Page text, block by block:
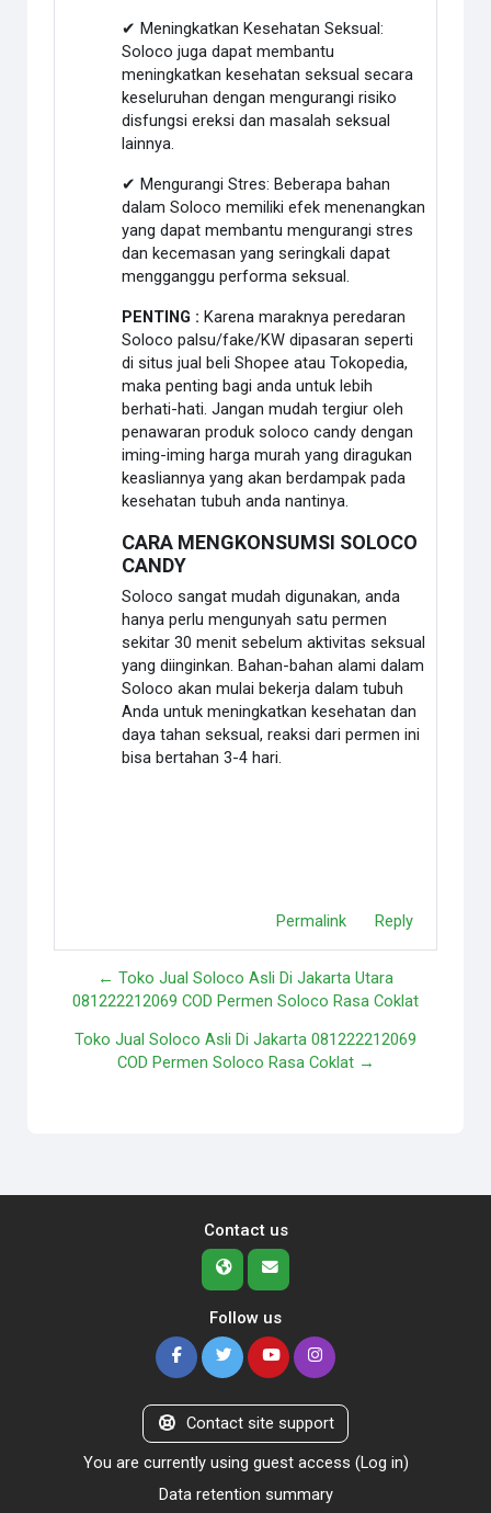
✔ Meningkatkan Kesehatan Seksual:
Soloco juga dapat membantu
meningkatkan kesehatan seksual secara
keseluruhan dengan mengurangi risiko
disfungsi ereksi dan masalah seksual
lainnya.
✔ Mengurangi Stres: Beberapa bahan
dalam Soloco memiliki efek menenangkan
yang dapat membantu mengurangi stres
dan kecemasan yang seringkali dapat
mengganggu performa seksual.
PENTING : Karena maraknya peredaran
Soloco palsu/fake/KW dipasaran seperti
di situs jual beli Shopee atau Tokopedia,
maka penting bagi anda untuk lebih
berhati-hati. Jangan mudah tergiur oleh
penawaran produk soloco candy dengan
iming-iming harga murah yang diragukan
keasliannya yang akan berdampak pada
kesehatan tubuh anda nantinya.
CARA MENGKONSUMSI SOLOCO
CANDY
Soloco sangat mudah digunakan, anda
hanya perlu mengunyah satu permen
sekitar 30 menit sebelum aktivitas seksual
yang diinginkan. Bahan-bahan alami dalam
Soloco akan mulai bekerja dalam tubuh
Anda untuk meningkatkan kesehatan dan
daya tahan seksual, reaksi dari permen ini
bisa bertahan 3-4 hari.
Permalink Reply
← Toko Jual Soloco Asli Di Jakarta Utara
081222212069 COD Permen Soloco Rasa Coklat
Toko Jual Soloco Asli Di Jakarta 081222212069
COD Permen Soloco Rasa Coklat →
Contact us
Follow us
Contact site support
You are currently using guest access (Log in)
Data retention summary